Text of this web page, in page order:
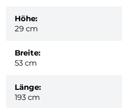
Höhe:
29 cm
Breite:
53 cm
Länge:
193 cm